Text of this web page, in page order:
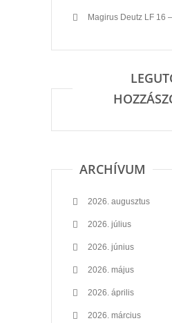
Magirus Deutz LF 16
ARCHÍVUM
2026. augusztus
2026. július
2026. június
2026. május
2026. április
2026. március